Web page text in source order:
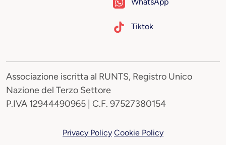
Tiktok
Associazione iscritta al RUNTS, Registro Unico
Nazione del Terzo Settore
P.IVA 12944490965 | C.F. 97527380154
Privacy Policy Cookie Policy